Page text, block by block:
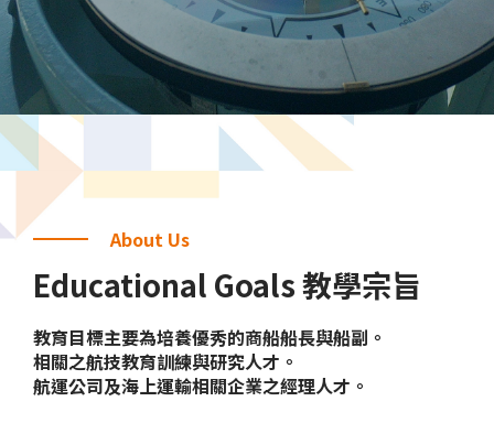
About Us
Educational Goals 教學宗旨
教育目標主要為培養優秀的商船船長與船副。
相關之航技教育訓練與研究人才。
航運公司及海上運輸相關企業之經理人才。